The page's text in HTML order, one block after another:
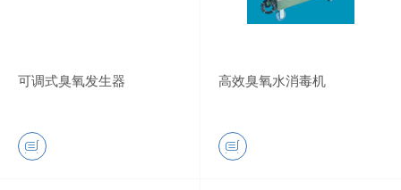
可调式臭氧发生器 高效臭氧水消毒机